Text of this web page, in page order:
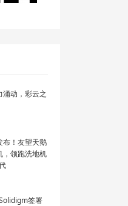
动，彩云之
布！友望天鹅
，领跑洗地机
签署